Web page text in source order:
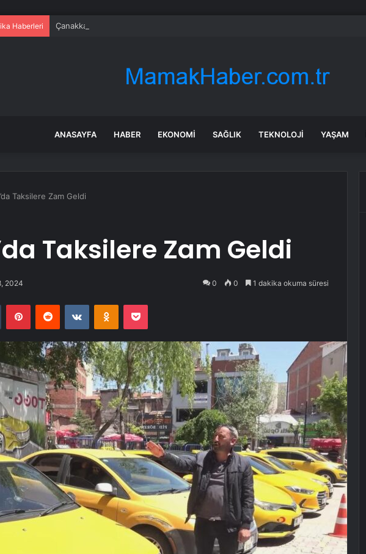
Haberleri Çanakkale’de otobüs devrildi; yaralılar var
ANASAYFA HABER EKONOMI SAĞLIK TEKNOLOJI YAŞAM
Taksilere Zam Geldi
Taksilere Zam Geldi
2024 0 0 1 dakika okuma süresi
Tumblr PinterestReddit VKontakteOdnoklassniki
Pocket